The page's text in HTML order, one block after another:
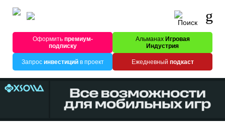
Оформитьпремиум-
подписку
Альманах Игровая
Индустрия
Запрос инвестицийв проект Ежедневный подкаст